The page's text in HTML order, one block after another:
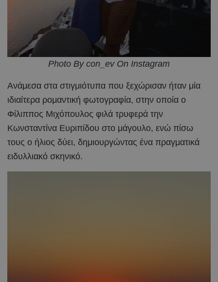
Photo By con_ev On Instagram
Ανάμεσα στα στιγμιότυπα που ξεχώρισαν ήταν μία
ιδιαίτερα ρομαντική φωτογραφία, στην οποία ο
Φίλιππος Μιχόπουλος φιλά τρυφερά την
Κωνσταντίνα Ευριπίδου στο μάγουλο, ενώ πίσω
τους ο ήλιος δύει, δημιουργώντας ένα πραγματικά
ειδυλλιακό σκηνικό.